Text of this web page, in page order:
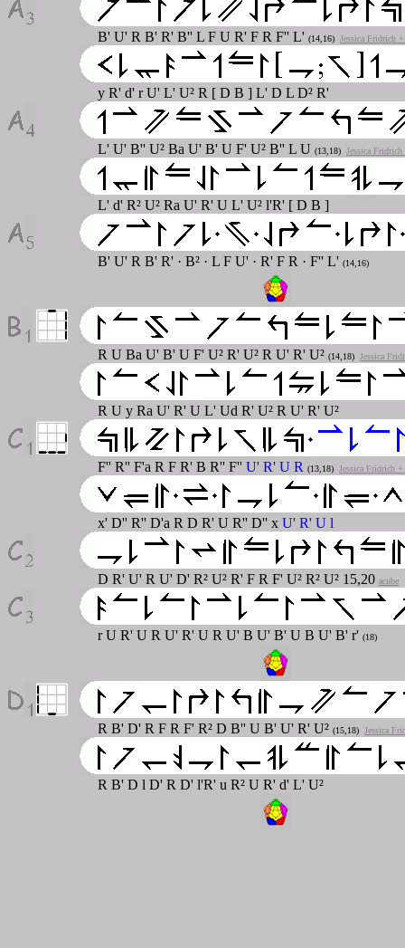
B' U' R B' R' B'' L F U R' F R F'' L' (14,16) Jessica Fridrich
y R' d' r U' L' U² R [ D B ] L' D L D² R'
L' U' B'' U² Ba U' B' U F' U² B'' L U (13,18) Jessica
L' d' R² U² Ra U' R' U L' U² l'R' [ D B ]
B' U' R B' R' · B² · L F U' · R' F R · F'' L' (14,16)
R U Ba U' B' U F' U² R' U² R U' R' U² (14,18) Jessica
R U y Ra U' R' U L' Ud R' U² R U' R' U²
F'' R'' F'a R F R' B R'' F'' U' R' U R (13,18) Jessica Fridrich
x' D'' R'' D'a R D R' U R'' D'' x U' R' U l
D R' U' R U' D' R² U² R' F R F' U² R² U² 15,20 acube
r U R' U R U' R' U R U' B U' B' U B U' B' r' (18)
R B' D' R F R F' R² D B'' U B' U' R' U² (15,18) Jessica
R B' D l D' R D' l'R' u R² U R' d' L' U²